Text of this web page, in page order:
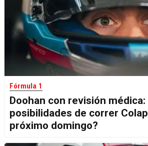
Fórmula 1
Doohan con revisión
posibilidades de correr
próximo domingo?